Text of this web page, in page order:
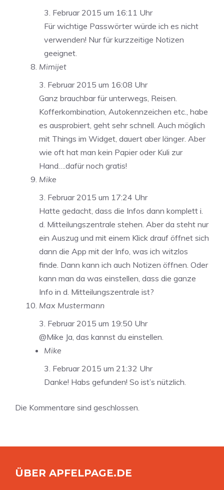
3. Februar 2015 um 16:11 Uhr
Für wichtige Passwörter würde ich es nicht
verwenden! Nur für kurzzeitige Notizen
geeignet.
Mimijet
3. Februar 2015 um 16:08 Uhr
Ganz brauchbar für unterwegs, Reisen.
Kofferkombination, Autokennzeichen etc., habe
es ausprobiert, geht sehr schnell. Auch möglich
mit Things im Widget, dauert aber länger. Aber
wie oft hat man kein Papier oder Kuli zur
Hand….dafür noch gratis!
Mike
3. Februar 2015 um 17:24 Uhr
Hatte gedacht, dass die Infos dann komplett i.
d. Mitteilungszentrale stehen. Aber da steht nur
ein Auszug und mit einem Klick drauf öffnet sich
dann die App mit der Info, was ich witzlos
finde. Dann kann ich auch Notizen öffnen. Oder
kann man da was einstellen, dass die ganze
Info in d. Mitteilungszentrale ist?
Max Mustermann
3. Februar 2015 um 19:50 Uhr
@Mike Ja, das kannst du einstellen.
Mike
3. Februar 2015 um 21:32 Uhr
Danke! Habs gefunden! So ist’s nützlich.
Die Kommentare sind geschlossen.
ÜBER APFELPAGE.DE